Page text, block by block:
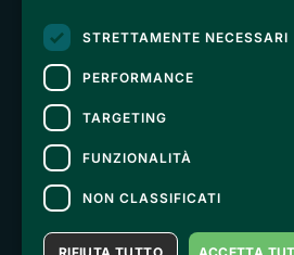
VAT IT02740890229
peakstartsolutions@pecodc.it
ABOUT US
General Terms and Conditions of To
Privacy Policy
Per informazioni e supporto
STRETTAMENTE NECESSARI
PERFORMANCE
TARGETING
FUNZIONALITÀ
NON CLASSIFICATI